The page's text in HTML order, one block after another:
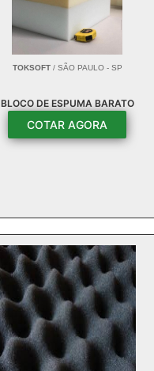
TOKSOFT/ SÃO PAULO - SP
BLOCO DE ESPUMA BARATO
COTAR AGORA